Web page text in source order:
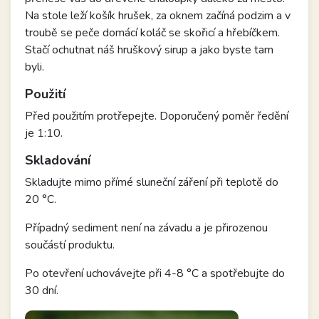
Na stole leží košík hrušek, za oknem začíná podzim a v
troubě se peče domácí koláč se skořicí a hřebíčkem.
Stačí ochutnat náš hruškový sirup a jako byste tam
byli.
Použití
Před použitím protřepejte. Doporučený poměr ředění
je 1:10.
Skladování
Skladujte mimo přímé sluneční záření při teplotě do
20 °C.
Případný sediment není na závadu a je přirozenou
součástí produktu.
Po otevření uchovávejte při 4-8 °C a spotřebujte do
30 dní.